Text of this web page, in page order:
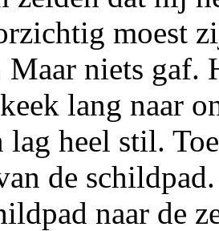
moest
Maar niets gaf.
lang naar
lag heel stil.
de
naar de